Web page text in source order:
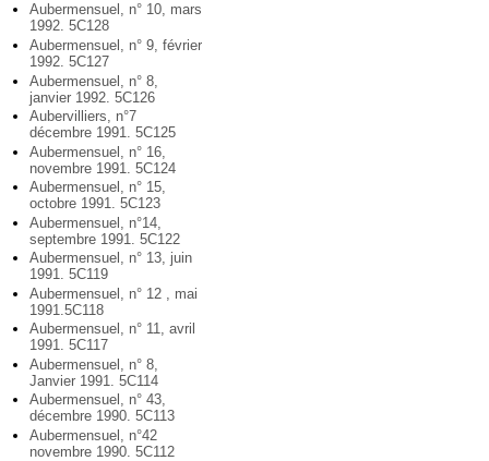
Aubermensuel, n° 10, mars
1992. 5C128
Aubermensuel, n° 9, février
1992. 5C127
Aubermensuel, n° 8,
janvier 1992. 5C126
Aubervilliers, n°7
décembre 1991. 5C125
Aubermensuel, n° 16,
novembre 1991. 5C124
Aubermensuel, n° 15,
octobre 1991. 5C123
Aubermensuel, n°14,
septembre 1991. 5C122
Aubermensuel, n° 13, juin
1991. 5C119
Aubermensuel, n° 12 , mai
1991.5C118
Aubermensuel, n° 11, avril
1991. 5C117
Aubermensuel, n° 8,
Janvier 1991. 5C114
Aubermensuel, n° 43,
décembre 1990. 5C113
Aubermensuel, n°42
novembre 1990. 5C112